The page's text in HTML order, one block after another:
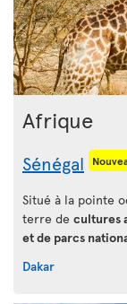
Afrique
Sénégal
Situé à la pointe
terre de cultures
et de parcs
Dakar